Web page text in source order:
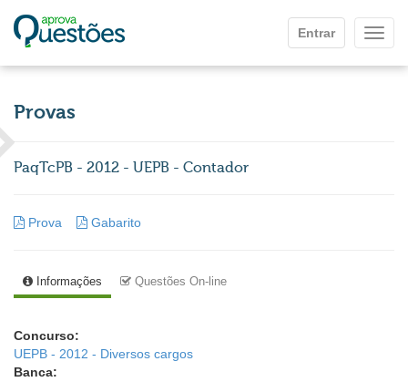
Entrar
Provas
PaqTcPB - 2012 - UEPB - Contador
Prova Gabarito
Informações Questões On-line
Concurso:
UEPB - 2012 - Diversos cargos
Banca: